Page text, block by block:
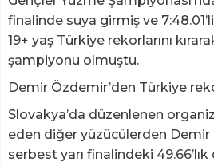
finalinde suya girmiş ve
19+ yaş Türkiye rekorlarını
şampiyonu olmuştu.
Demir Özdemir’den Türkiye
Slovakya’da düzenlenen
eden diğer yüzücülerden
serbest yarı finalindeki 49.66’lık